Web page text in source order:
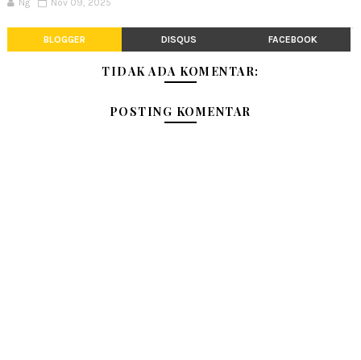
Ng Nov 09, 2025
BLOGGER DISQUS FACEBOOK
TIDAK ADA KOMENTAR:
POSTING KOMENTAR